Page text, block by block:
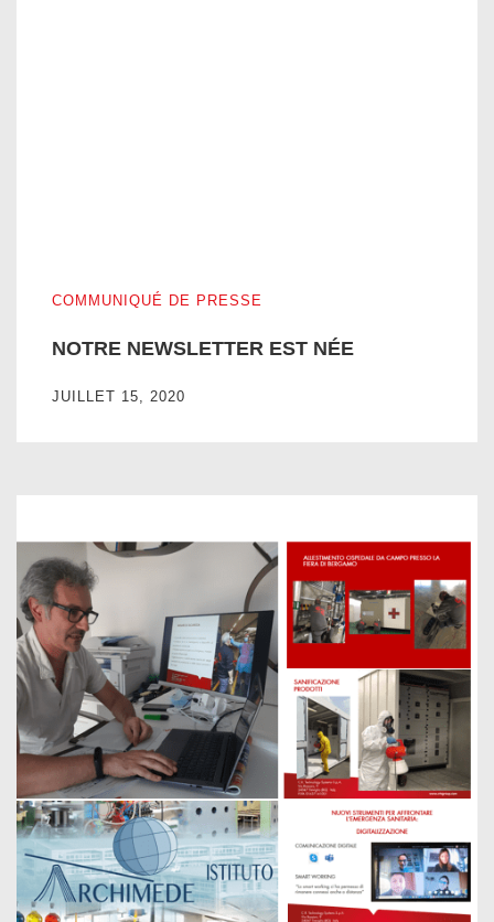
COMMUNIQUÉ DE PRESSE
NOTRE NEWSLETTER EST NÉE
JUILLET 15, 2020